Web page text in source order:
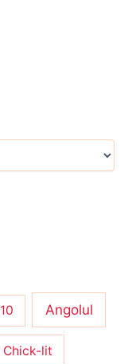
10 Angolul
Chick-lit